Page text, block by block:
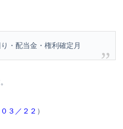
・配当金・権利確定月
３／２２ ）